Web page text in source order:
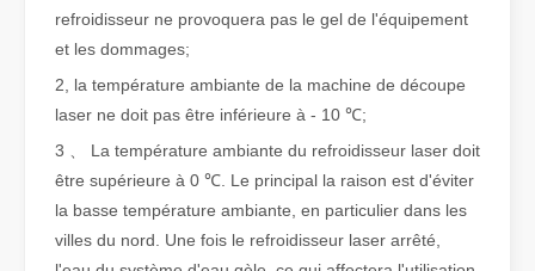
refroidisseur ne provoquera pas le gel de l'équipement
et les dommages;
2, la température ambiante de la machine de découpe
laser ne doit pas être inférieure à - 10 ℃;
3 、 La température ambiante du refroidisseur laser doit
être supérieure à 0 ℃. Le principal la raison est d'éviter
la basse température ambiante, en particulier dans les
villes du nord. Une fois le refroidisseur laser arrêté,